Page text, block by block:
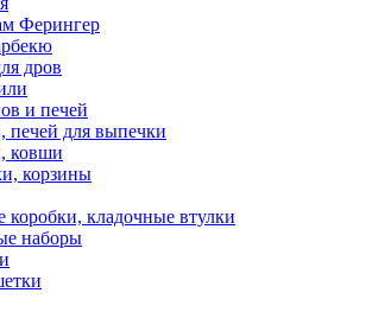
Ферингер
дров
и печей
печей для выпечки
ковши
корзины
коробки, кладочные втулки
наборы